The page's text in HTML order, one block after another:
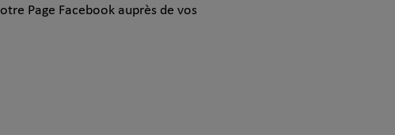
Page Facebook auprès de vos